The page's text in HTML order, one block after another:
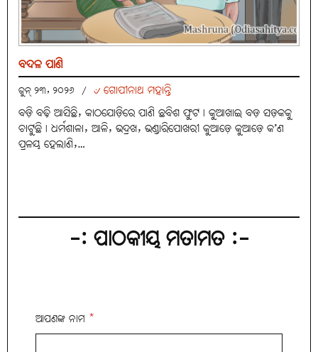
ବଦଳ ପାଣି
ଜୁନ୍ ୨୩, ୨୦୨୬ / ୰ ଗୋପୀନାଥ ମହାନ୍ତି
ବଡ଼ି ବଢ଼ି ଆସିଛି, କାଠଯୋଡ଼ିରେ ପାଣି ଛବିଶ ଫୁଟ। କୁଆଖାଇ ବଡ଼ ସଡ଼କକୁ
ଚାଟୁଛି। ଧର୍ମଶାଳା, ଆଳି, ଭଦ୍ରଖ, ଭଣ୍ଡାରିପୋଖରୀ କୁଆଡ଼େ କୁଆଡ଼େ କ’ଣ
ପ୍ରଳୟ ହେଲାଣି,…
-: ପାଠକୀୟ ମତାମତ :-
ଆପଣଙ୍କ ନାମ *